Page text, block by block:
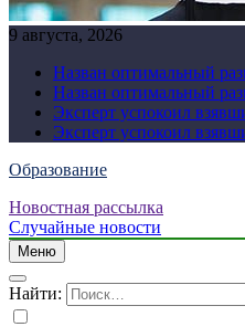
9 августа, 2026
Назван оптимальный
Назван оптимальный
Эксперт успокоил
Эксперт успокоил
Образование
Новостная рассылка
Случайные новости
Меню
Найти: